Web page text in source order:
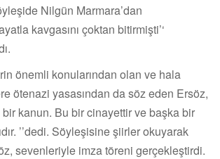
Nilgün Marmara’dan
kavgasını çoktan bitirmişti‘’
önemli konularından olan ve hala
ötenazi yasasından da söz eden Ersöz,
kanun. Bu bir cinayettir ve başka bir
’’dedi. Söyleşisine şiirler okuyarak
sevenleriyle imza töreni gerçekleştirdi.